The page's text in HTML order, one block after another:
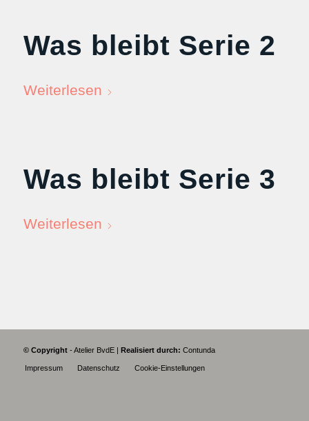
Was bleibt Serie 2
Weiterlesen
Was bleibt Serie 3
Weiterlesen
© Copyright- Atelier BvdE | Realisiert durch: Contunda
Impressum Datenschutz Cookie-Einstellungen